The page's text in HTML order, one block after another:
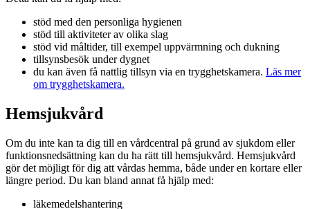
stöd med den personliga hygienen
stöd till aktiviteter av olika slag
stöd vid måltider, till exempel uppvärmning och dukning
tillsynsbesök under dygnet
du kan även få nattlig tillsyn via en trygghetskamera. Läs mer
om trygghetskamera.
Hemsjukvård
Om du inte kan ta dig till en vårdcentral på grund av sjukdom eller
funktionsnedsättning kan du ha rätt till hemsjukvård. Hemsjukvård
gör det möjligt för dig att vårdas hemma, både under en kortare eller
längre period. Du kan bland annat få hjälp med:
läkemedelshantering